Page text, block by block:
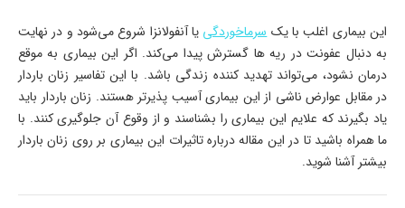
این بیماری اغلب با یکسرماخوردگی یا آنفولانزا شروع می‌شود و در نهایت
به دنبال عفونت در ریه ها گسترش پیدا می‌کند. اگر این بیماری به موقع
درمان نشود، می‌تواند تهدید کننده زندگی باشد. با این تفاسیر زنان باردار
در مقابل عوارض ناشی از این بیماری آسیب پذیرتر هستند. زنان باردار باید
یاد بگیرند که علایم این بیماری را بشناسند و از وقوع آن جلوگیری کنند. با
ما همراه باشید تا در این مقاله درباره تاثیرات این بیماری بر روی زنان باردار
بیشتر آشنا شوید.